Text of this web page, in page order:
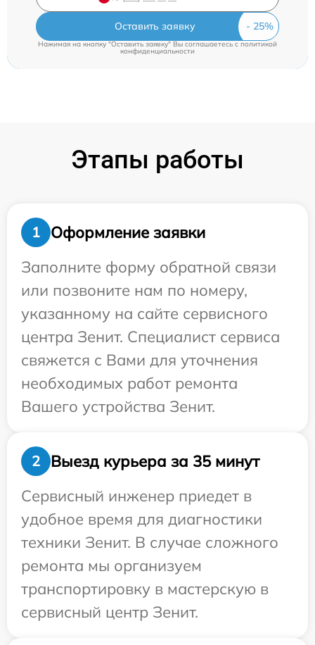
Оставить заявку
Нажимая на кнопку "Оставить заявку" Вы соглашаетесь cполитикой
конфиденциальности
Этапы работы
1
Оформление заявки
Заполните форму обратной связи
или позвоните нам по номеру,
указанному на сайте сервисного
центра Зенит. Специалист сервиса
свяжется с Вами для уточнения
необходимых работ ремонта
Вашего устройства Зенит.
2
Выезд курьера за 35 минут
Сервисный инженер приедет в
удобное время для диагностики
техники Зенит. В случае сложного
ремонта мы организуем
транспортировку в мастерскую в
сервисный центр Зенит.